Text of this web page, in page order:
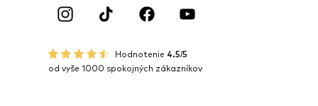
Hodnotenie 4.5/5
od vyše 1000 spokojných zákazníkov